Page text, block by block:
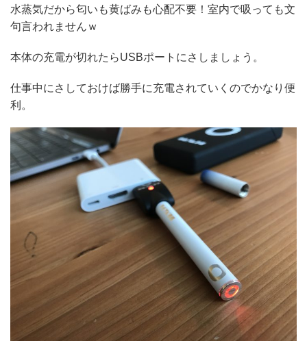
水蒸気だから匂いも黄ばみも心配不要！室内で吸っても文
句言われませんｗ
本体の充電が切れたらUSBポートにさしましょう。
仕事中にさしておけば勝手に充電されていくのでかなり便
利。